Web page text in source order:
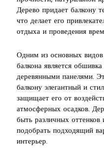
Дерево придает балкону
что делает его
отдыха и проведения
Одним из основных видов
балкона является
деревянными панелями.
балкону элегантный и
защищает его от
атмосферных осадков.
быть различных оттенков
подобрать подходящий
интерьер.